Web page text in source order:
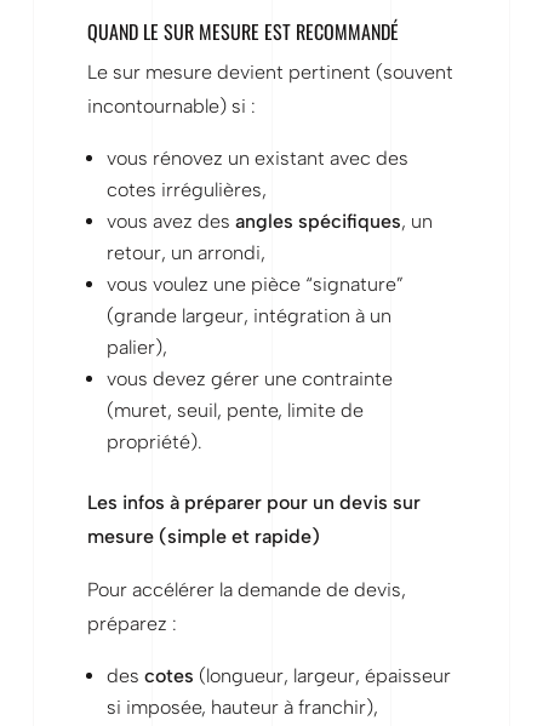
QUAND LE SUR MESURE EST RECOMMANDÉ
Le sur mesure devient pertinent (souvent
incontournable) si :
vous rénovez un existant avec des
cotes irrégulières,
vous avez des angles spécifiques, un
retour, un arrondi,
vous voulez une pièce “signature”
(grande largeur, intégration à un
palier),
vous devez gérer une contrainte
(muret, seuil, pente, limite de
propriété).
Les infos à préparer pour un devis sur
mesure (simple et rapide)
Pour accélérer la demande de devis,
préparez :
des cotes (longueur, largeur, épaisseur
si imposée, hauteur à franchir),